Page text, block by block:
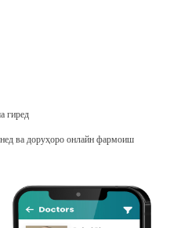
гиред
ва доруҳоро онлайн фармоиш